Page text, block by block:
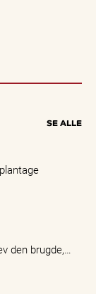
SE ALLE
den brugde,…